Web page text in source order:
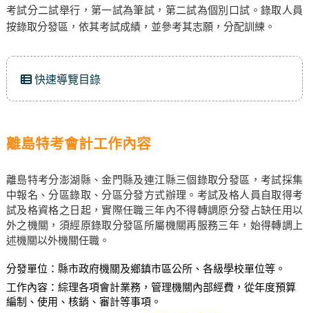
考試分二試舉行，第一試為筆試，第二試為個別口試。錄取人員
按錄取分發區，依其考試成績，並參考其志願，分配訓練。
快速導覽目錄
離島特考會計工作內容
離島特考分澎湖縣、金門縣及連江縣三個錄取分發區，考試採集
中報名、分區錄取、分區分發方式辦理。考試及格人員自取得考
試及格資格之日起，實際任職三年內不得轉調原分發占缺任用以
外之機關，須經原錄取分發區所屬機關再服務三年，始得轉調上
述機關以外機關任職。
分發單位：縣市政府機關及鄉鎮市區公所、各級學校單位等。
工作內容：綜理各項會計業務，管理機關內部經費，從年度預算
編制、使用、核銷、審計等事項。